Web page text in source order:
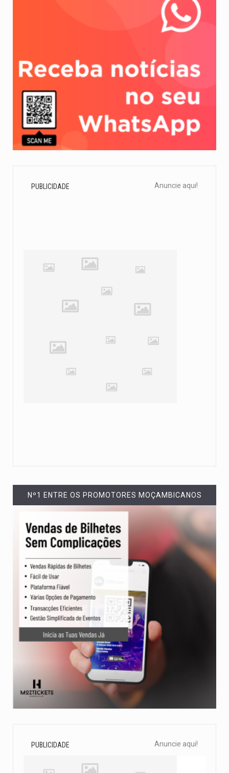
PUBLICIDADE Anuncie aqui!
Nº1 ENTRE OS PROMOTORES MOÇAMBICANOS
PUBLICIDADE Anuncie aqui!